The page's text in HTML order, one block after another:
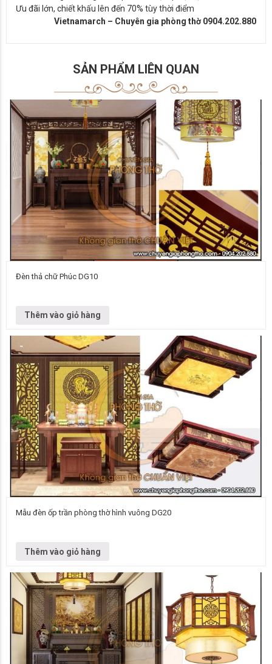
Ưu đãi lớn, chiết khấu lên đến 70% tùy thời điểm
Vietnamarch – Chuyên gia phòng thờ 0904.202.880
SẢN PHẨM LIÊN QUAN
chùm DG10 Kích thước Liên hệ để biết thêm thông tin chi…
Đèn thả chữ Phúc DG10
Thêm vào giỏ hàng
ốp trần DG20 Kích thước Liên hệ để biết thêm thông tin…
Mẫu đèn ốp trần phòng thờ hình vuông DG20
Thêm vào giỏ hàng